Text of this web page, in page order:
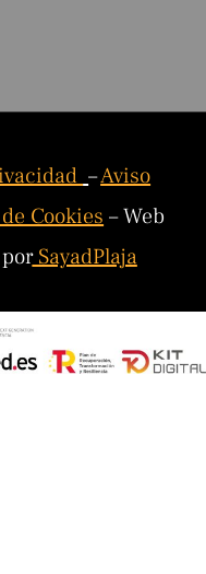
–Aviso
Cookies– Web
SayadPlaja